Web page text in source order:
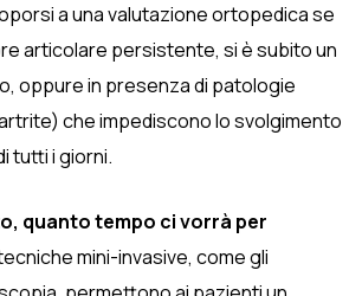
a una valutazione ortopedica se
articolare persistente, si è subito un
oppure in presenza di patologie
che impediscono lo svolgimento
tutti i giorni.
quanto tempo ci vorrà per
mini-invasive, come gli